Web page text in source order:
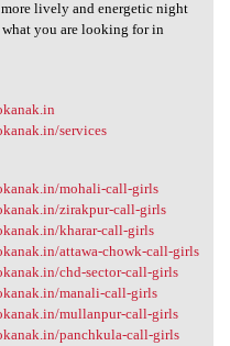
lively and energetic night
you are looking for in
services
mohali-call-girls
zirakpur-call-girls
kharar-call-girls
attawa-chowk-call-girls
chd-sector-call-girls
manali-call-girls
mullanpur-call-girls
panchkula-call-girls